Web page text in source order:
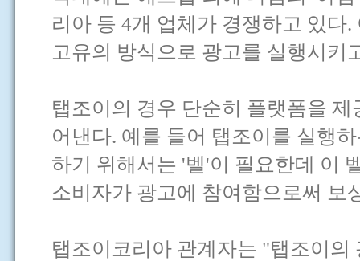
리아 등 4개 업체가 경쟁하고 있
고유의 방식으로 광고를 실행시키
탭조이의 경우 단순히 플랫폼을
어낸다. 예를 들어 탭조이를 실행
하기 위해서는 '벨'이 필요한데 이
소비자가 광고에 참여함으로써 보
탭조이코리아 관계자는 "탭조이